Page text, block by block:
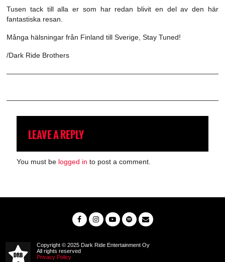
Tusen tack till alla er som har redan blivit en del av den här
fantastiska resan.
Många hälsningar från Finland till Sverige, Stay Tuned!
/Dark Ride Brothers
LEAVE A REPLY
You must be logged in to post a comment.
Copyright © 2025 Dark Ride Entertainment Oy
All rights reserved
Privacy Policy